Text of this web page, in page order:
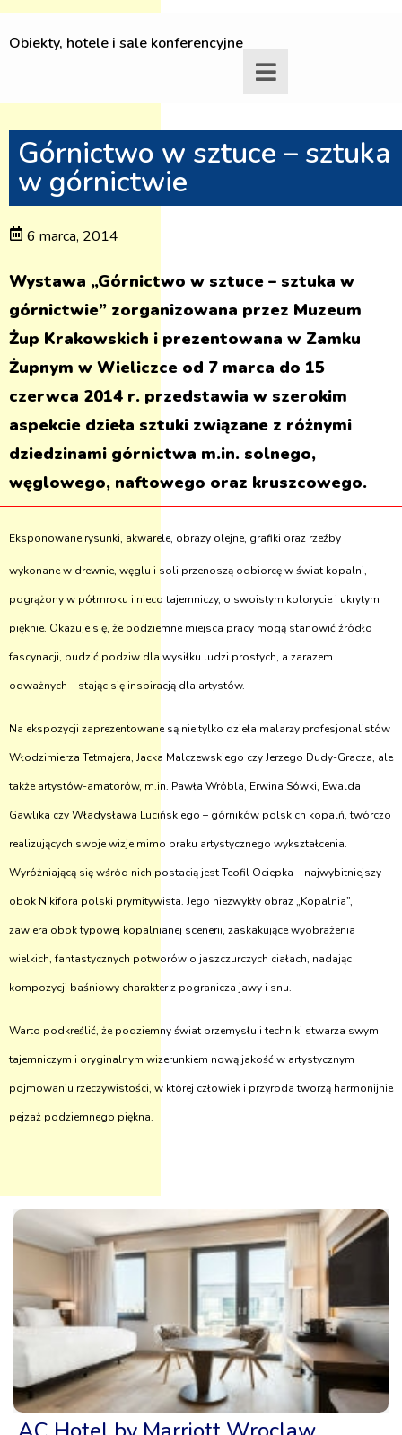
Obiekty, hotele i sale konferencyjne
Górnictwo w sztuce – sztuka
w górnictwie
6 marca, 2014
Wystawa „Górnictwo w sztuce – sztuka w
górnictwie” zorganizowana przez Muzeum
Żup Krakowskich i prezentowana w Zamku
Żupnym w Wieliczce od 7 marca do 15
czerwca 2014 r. przedstawia w szerokim
aspekcie dzieła sztuki związane z różnymi
dziedzinami górnictwa m.in. solnego,
węglowego, naftowego oraz kruszcowego.
Eksponowane rysunki, akwarele, obrazy olejne, grafiki oraz rzeźby
wykonane w drewnie, węglu i soli przenoszą odbiorcę w świat kopalni,
pogrążony w półmroku i nieco tajemniczy, o swoistym kolorycie i ukrytym
pięknie. Okazuje się, że podziemne miejsca pracy mogą stanowić źródło
fascynacji, budzić podziw dla wysiłku ludzi prostych, a zarazem
odważnych – stając się inspiracją dla artystów.
Na ekspozycji zaprezentowane są nie tylko dzieła malarzy profesjonalistów
Włodzimierza Tetmajera, Jacka Malczewskiego czy Jerzego Dudy-Gracza, ale
także artystów-amatorów, m.in. Pawła Wróbla, Erwina Sówki, Ewalda
Gawlika czy Władysława Lucińskiego – górników polskich kopalń, twórczo
realizujących swoje wizje mimo braku artystycznego wykształcenia.
Wyróżniającą się wśród nich postacią jest Teofil Ociepka – najwybitniejszy
obok Nikifora polski prymitywista. Jego niezwykły obraz „Kopalnia”,
zawiera obok typowej kopalnianej scenerii, zaskakujące wyobrażenia
wielkich, fantastycznych potworów o jaszczurczych ciałach, nadając
kompozycji baśniowy charakter z pogranicza jawy i snu.
Warto podkreślić, że podziemny świat przemysłu i techniki stwarza swym
tajemniczym i oryginalnym wizerunkiem nową jakość w artystycznym
pojmowaniu rzeczywistości, w której człowiek i przyroda tworzą harmonijnie
pejzaż podziemnego piękna.